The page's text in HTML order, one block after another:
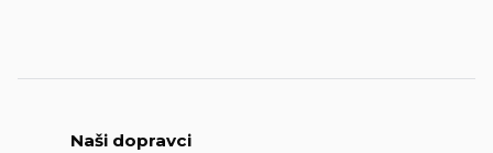
Naši dopravci